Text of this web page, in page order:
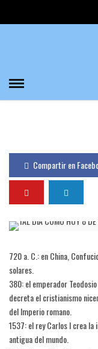
Compartir en
720 a. C.: en China,
solares.
380: el emperador
decreta el cristianismo
del Imperio romano.
1537: el rey Carlos I crea
antigua del mundo.